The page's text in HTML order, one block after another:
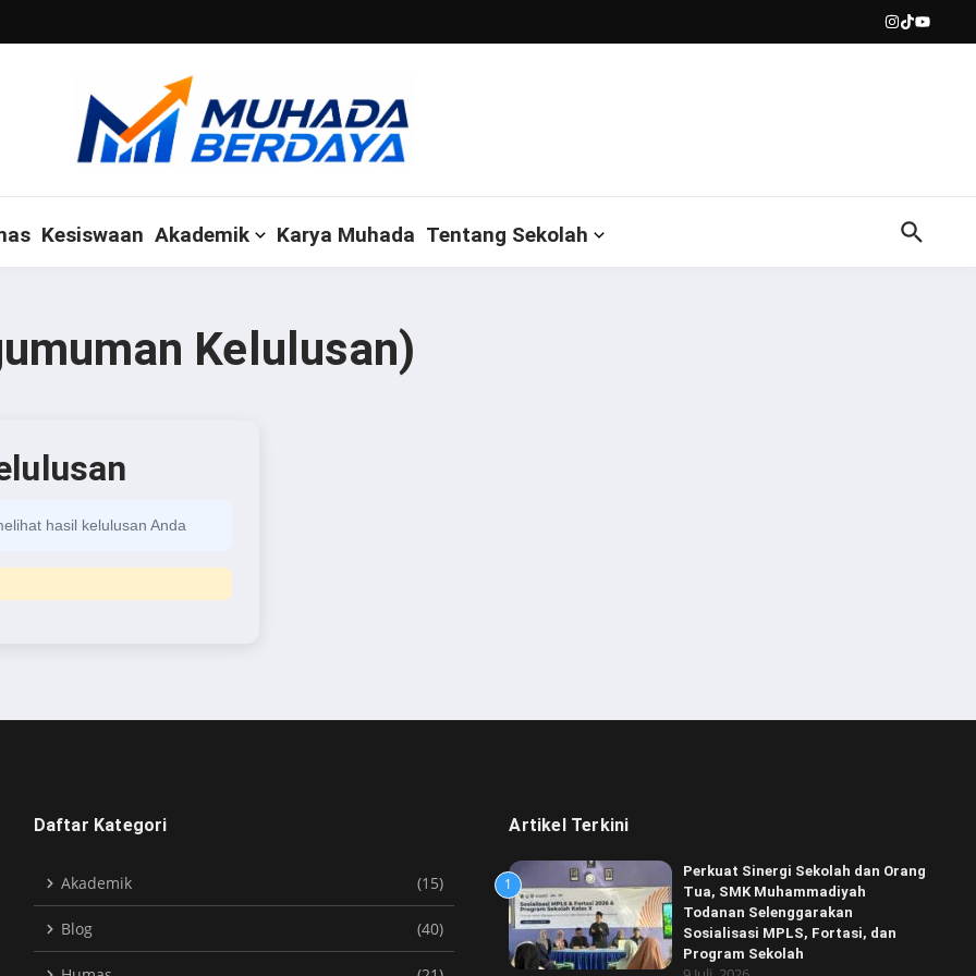
Kesiswaan Akademik Karya Muhada Tentang Sekolah
Kelulusan)
hasil kelulusan Anda
Daftar Kategori
Akademik (15)
Blog (40)
Artikel Terkini
1
Perkuat Sinergi Sekolah dan Orang
Tua, SMK Muhammadiyah
Todanan Selenggarakan
Sosialisasi MPLS, Fortasi, dan
Program Sekolah